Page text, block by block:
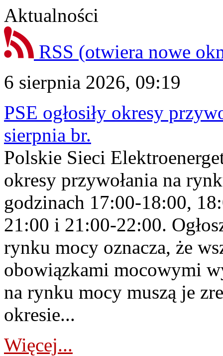
Aktualności
RSS (otwiera nowe
6 sierpnia 2026, 09:19
PSE ogłosiły okresy
sierpnia br.
Polskie Sieci
okresy przywołania na
godzinach 17:00-18:00,
21:00 i 21:00-22:00.
rynku mocy oznacza, że
obowiązkami mocowymi
na rynku mocy muszą je
okresie...
Więcej...